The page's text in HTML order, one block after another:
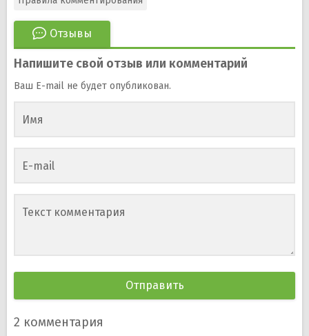
Отзывы
Напишите свой отзыв или комментарий
Ваш E-mail не будет опубликован.
Имя
E-mail
Текст комментария
2 комментария